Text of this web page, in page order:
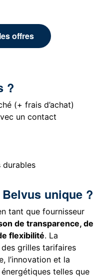
offres
?
(+ frais d’achat)
un contact
durables
unique ?
tant que fournisseur
de transparence, de
flexibilité. La
grilles tarifaires
l’innovation et la
telles que